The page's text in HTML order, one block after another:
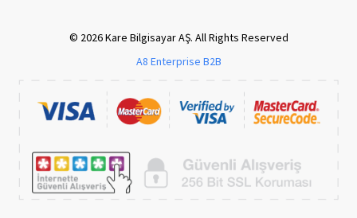
© 2026 Kare Bilgisayar AŞ. All Rights Reserved
A8 Enterprise B2B